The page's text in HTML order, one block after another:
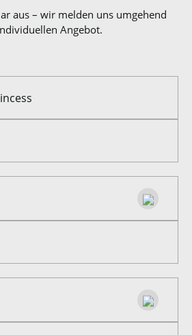
aus – wir melden uns umgehend
Angebot.